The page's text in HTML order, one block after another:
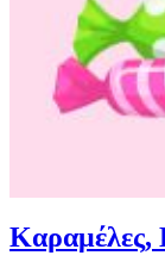
Καραμέλες,